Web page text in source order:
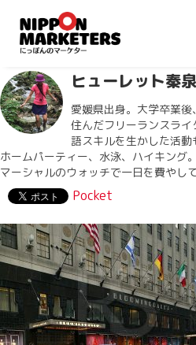
ヒューレット秦
愛媛県出身。大学卒業
住んだフリーランスラ
語スキルを生かした活動
ホームパーティー、水泳、ハイキング
マーシャルのウォッチで一日を費やし
Pocket